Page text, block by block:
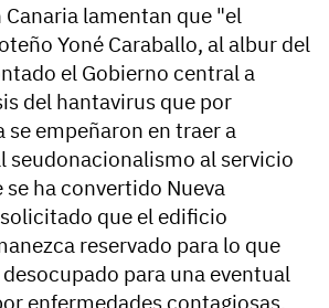
Canaria lamentan que "el
Yoné Caraballo, al albur del
el Gobierno central a
del hantavirus que por
empeñaron en traer a
seudonacionalismo al servicio
se ha convertido Nueva
solicitado que el edificio
reservado para lo que
para una eventual
enfermedades contagiosas,